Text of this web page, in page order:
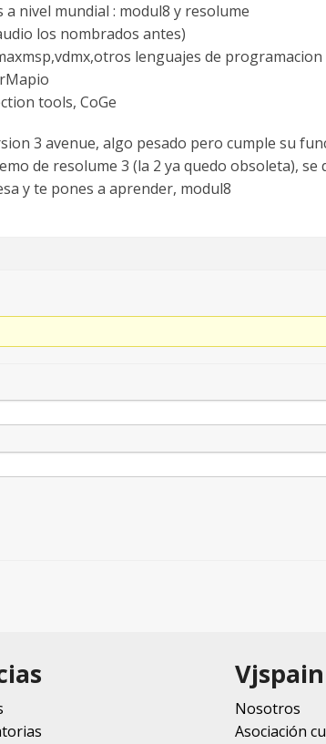
nivel mundial : modul8 y resolume
los nombrados antes)
lenguajes de programacion
tools, CoGe
3 avenue, algo pesado pero cumple su
de resolume 3 (la 2 ya quedo obsoleta),
y te pones a aprender, modul8
Vjspain
Nosotros
Asociación